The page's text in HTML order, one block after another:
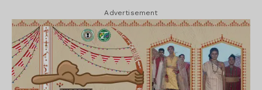
Advertisement